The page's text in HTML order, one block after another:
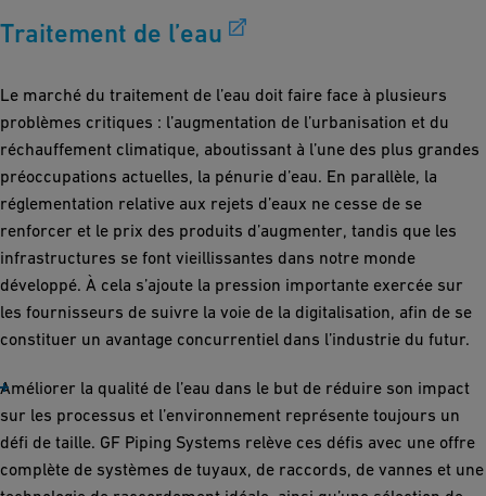
Traitement de l’eau
Le marché du traitement de l’eau doit faire face à plusieurs
problèmes critiques : l’augmentation de l’urbanisation et du
réchauffement climatique, aboutissant à l’une des plus grandes
préoccupations actuelles, la pénurie d’eau. En parallèle, la
réglementation relative aux rejets d’eaux ne cesse de se
renforcer et le prix des produits d’augmenter, tandis que les
infrastructures se font vieillissantes dans notre monde
développé. À cela s’ajoute la pression importante exercée sur
les fournisseurs de suivre la voie de la digitalisation, afin de se
constituer un avantage concurrentiel dans l’industrie du futur.
Améliorer la qualité de l’eau dans le but de réduire son impact
sur les processus et l’environnement représente toujours un
défi de taille. GF Piping Systems relève ces défis avec une offre
complète de systèmes de tuyaux, de raccords, de vannes et une